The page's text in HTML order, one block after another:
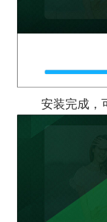
安装完成，可